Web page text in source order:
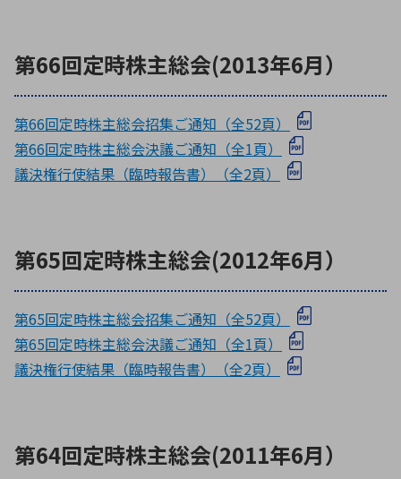
第66回定時株主総会(2013年6月）
第66回定時株主総会招集ご通知（全52頁）
第66回定時株主総会決議ご通知（全1頁）
議決権行使結果（臨時報告書）（全2頁）
第65回定時株主総会(2012年6月）
第65回定時株主総会招集ご通知（全52頁）
第65回定時株主総会決議ご通知（全1頁）
議決権行使結果（臨時報告書）（全2頁）
第64回定時株主総会(2011年6月）